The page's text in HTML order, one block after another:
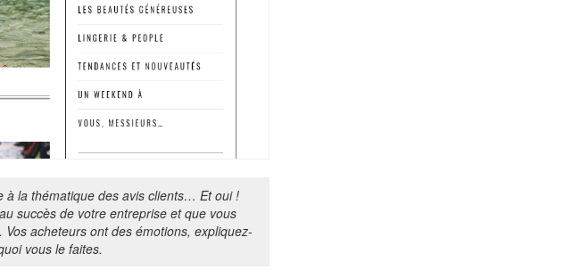
la thématique des avis clients… Et oui !
succès de votre entreprise et que vous
acheteurs ont des émotions, expliquez-
vous le faites.